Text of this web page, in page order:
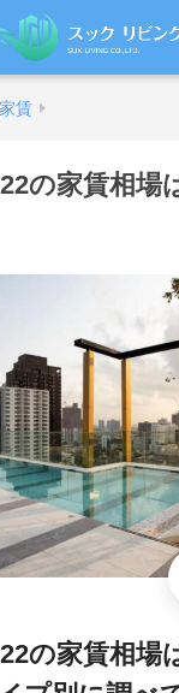
賃
の家賃相場
の家賃相場